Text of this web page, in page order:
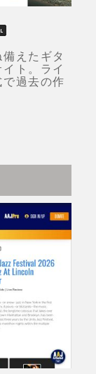
えたギタ
ト。ライ
過去の作